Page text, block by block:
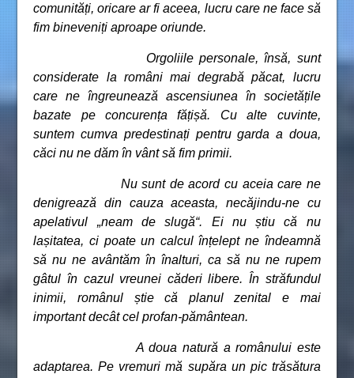
comunități, oricare ar fi aceea, lucru care ne face să
fim bineveniți aproape oriunde.
Orgoliile personale, însă, sunt
considerate la români mai degrabă păcat, lucru
care ne îngreunează ascensiunea în societățile
bazate pe concurența fățișă. Cu alte cuvinte,
suntem cumva predestinați pentru garda a doua,
căci nu ne dăm în vânt să fim primii.
Nu sunt de acord cu aceia care ne
denigrează din cauza aceasta, necăjindu-ne cu
apelativul „neam de slugă“. Ei nu știu că nu
lașitatea, ci poate un calcul înțelept ne îndeamnă
să nu ne avântăm în înalturi, ca să nu ne rupem
gâtul în cazul vreunei căderi libere. În străfundul
inimii, românul știe că planul zenital e mai
important decât cel profan-pământean.
A doua natură a românului este
adaptarea. Pe vremuri mă supăra un pic trăsătura